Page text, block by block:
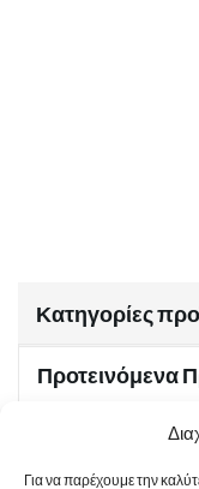
Για να παρέχουμε την
Κατηγορίες
Προτεινόμενα